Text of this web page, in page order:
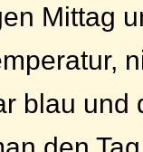
Mittag
blau und